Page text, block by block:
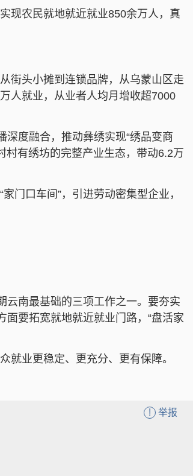
现农民就地就近就业850余万人，真
街头小摊到连锁品牌，从乌蒙山区走
人就业，从业者人均月增收超7000
深度融合，推动彝绣实现“绣品变商
村有绣坊的完整产业生态，带动6.2万
门口车间”，引进劳动密集型企业，
云南最基础的三项工作之一。要夯实
要拓宽就地就近就业门路，“盘活家
就业更稳定、更充分、更有保障。
! 举报